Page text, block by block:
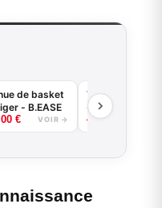
de basket
- B.EASE
€ VOIR →
Tenue de
- Splash -
49,00